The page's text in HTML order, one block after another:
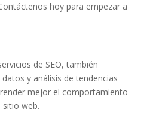
hoy para empezar a
de SEO, también
y análisis de tendencias
mejor el comportamiento
sitio web.